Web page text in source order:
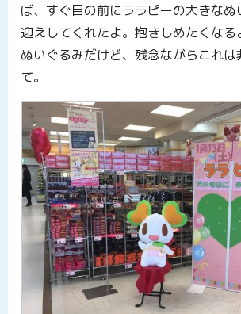
ば、すぐ目の前にララピーの大きなぬ
迎えしてくれたよ。抱きしめたくなる
ぬいぐるみだけど、残念ながらこれは
て。